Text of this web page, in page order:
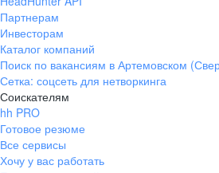
Партнерам
Инвесторам
Каталог компаний
Поиск по вакансиям в Артемовском
Сетка: соцсеть для нетворкинга
Соискателям
hh PRO
Готовое резюме
Все сервисы
Хочу у вас работать